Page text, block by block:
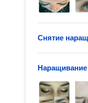
Снятие